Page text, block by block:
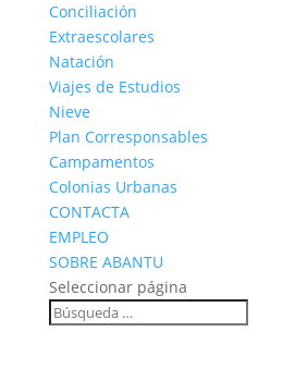
Conciliación
Extraescolares
Natación
Viajes de Estudios
Nieve
Plan Corresponsables
Campamentos
Colonias Urbanas
CONTACTA
EMPLEO
SOBRE ABANTU
Seleccionar página